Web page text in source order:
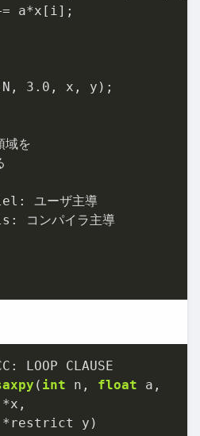
a*x[i];
3.0 , x, y);
域を
ユーザ主導
コンパイラ主導
( int n, float
*restrict y)